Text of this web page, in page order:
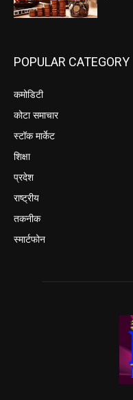
POPULAR CATEGORY
कमोडिटी
कोटा समाचार
स्टॉक मार्केट
शिक्षा
प्रदेश
राष्ट्रीय
तकनीक
स्मार्टफोन